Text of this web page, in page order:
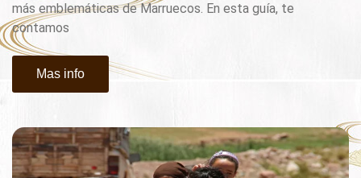
más emblemáticas de Marruecos. En esta guía, te
contamos
Mas info